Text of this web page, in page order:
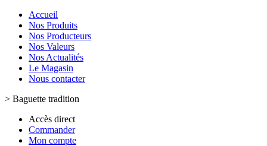
Accueil
Nos Produits
Nos Producteurs
Nos Valeurs
Nos Actualités
Le Magasin
Nous contacter
> Baguette tradition
Accès direct
Commander
Mon compte